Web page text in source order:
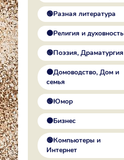
🟢Разная литература
🟠Религия и духовность
🟢Поэзия, Драматургия
🟠Домоводство, Дом и
семья
🟢Юмор
🟠Бизнес
🟢Компьютеры и
Интернет